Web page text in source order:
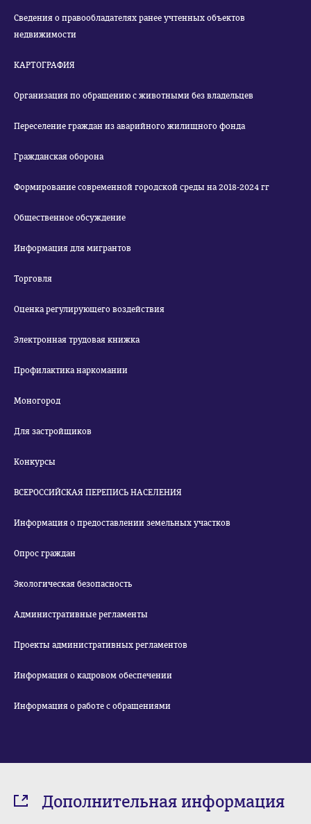
Сведения о правообладателях ранее учтенных объектов
недвижимости
КАРТОГРАФИЯ
Организация по обращению с животными без владельцев
Переселение граждан из аварийного жилищного фонда
Гражданская оборона
Формирование современной городской среды на 2018-2024 гг
Общественное обсуждение
Информация для мигрантов
Торговля
Оценка регулирующего воздействия
Электронная трудовая книжка
Профилактика наркомании
Моногород
Для застройщиков
Конкурсы
ВСЕРОССИЙСКАЯ ПЕРЕПИСЬ НАСЕЛЕНИЯ
Информация о предоставлении земельных участков
Опрос граждан
Экологическая безопасность
Административные регламенты
Проекты административных регламентов
Информация о кадровом обеспечении
Информация о работе с обращениями
Дополнительная информация